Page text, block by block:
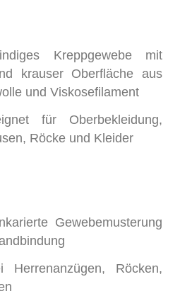
Kreppgewebe mit
krauser Oberfläche aus
und Viskosefilament
für Oberbekleidung,
Röcke und Kleider
Gewebemusterung
Röcken,